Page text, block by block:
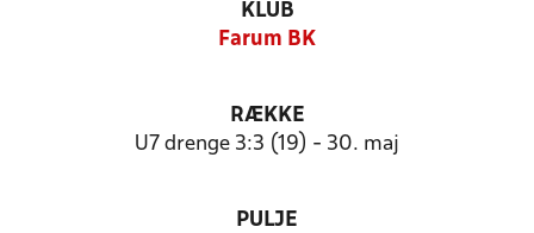
KLUB
Farum BK
RÆKKE
U7 drenge 3:3 (19) - 30. maj
PULJE